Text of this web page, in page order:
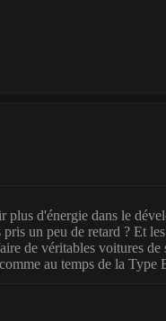
plus d'énergie dans le
un peu de retard ? Et
de véritables voitures de
au temps de la Type